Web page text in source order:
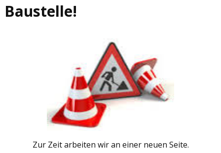
Baustelle!
Zur Zeit arbeiten wir an einer neuen Seite.